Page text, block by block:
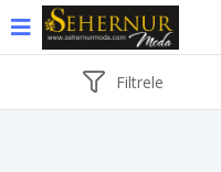
Filtrele